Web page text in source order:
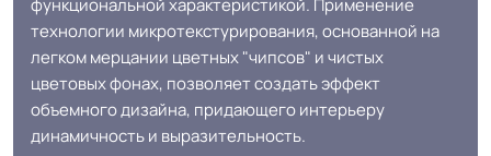
Класс горючести
КМ 2 по ФЗ 123 от 22.07.2008г, где
В2, Д2, Т2, РП1
Класс 34/42 кл.
функциональной характеристикой. Применение
технологии микротекстурирования, основанной на
легком мерцании цветных "чипсов" и чистых
цветовых фонах, позволяет создать эффект
объемного дизайна, придающего интерьеру
динамичность и выразительность.